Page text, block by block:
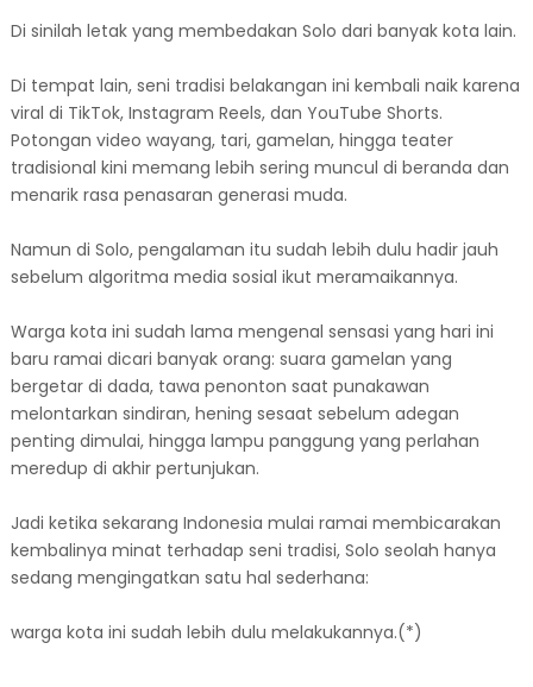
Di sinilah letak yang membedakan Solo dari banyak kota lain.
Di tempat lain, seni tradisi belakangan ini kembali naik karena
viral di TikTok, Instagram Reels, dan YouTube Shorts.
Potongan video wayang, tari, gamelan, hingga teater
tradisional kini memang lebih sering muncul di beranda dan
menarik rasa penasaran generasi muda.
Namun di Solo, pengalaman itu sudah lebih dulu hadir jauh
sebelum algoritma media sosial ikut meramaikannya.
Warga kota ini sudah lama mengenal sensasi yang hari ini
baru ramai dicari banyak orang: suara gamelan yang
bergetar di dada, tawa penonton saat punakawan
melontarkan sindiran, hening sesaat sebelum adegan
penting dimulai, hingga lampu panggung yang perlahan
meredup di akhir pertunjukan.
Jadi ketika sekarang Indonesia mulai ramai membicarakan
kembalinya minat terhadap seni tradisi, Solo seolah hanya
sedang mengingatkan satu hal sederhana:
warga kota ini sudah lebih dulu melakukannya.(*)